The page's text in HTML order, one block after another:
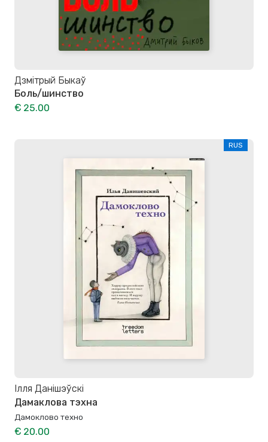
Дзмітрый Быкаў
Боль/шинство
€ 25.00
RUS
Ілля Данішэўскі
Дамаклова тэхна
Дамоклово техно
€ 20.00